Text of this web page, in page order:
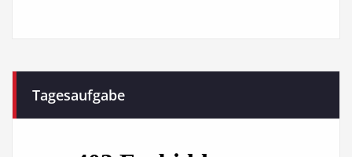
Tagesaufgabe